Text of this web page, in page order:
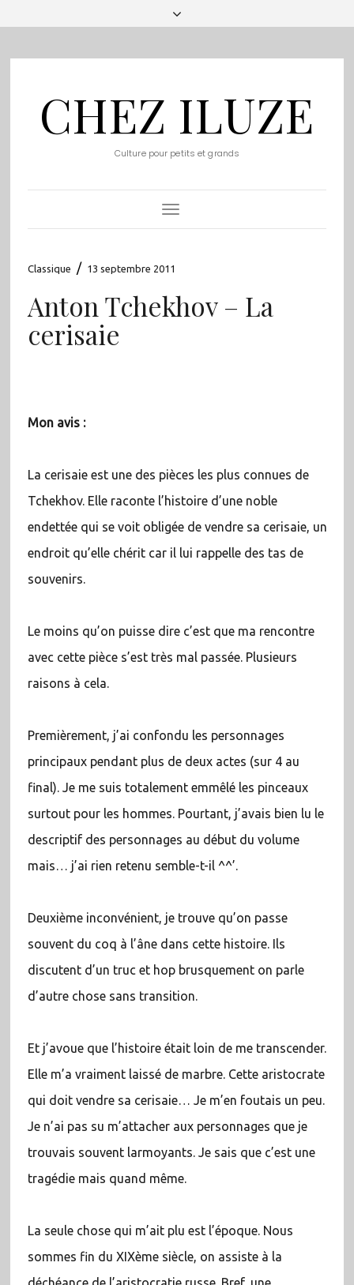
CHEZ ILUZE
Culture pour petits et grands
Toggle
Navigation
Classique / 13 septembre 2011
Anton Tchekhov – La
cerisaie
Mon avis :
La cerisaie est une des pièces les plus connues de
Tchekhov. Elle raconte l’histoire d’une noble
endettée qui se voit obligée de vendre sa cerisaie, un
endroit qu’elle chérit car il lui rappelle des tas de
souvenirs.
Le moins qu’on puisse dire c’est que ma rencontre
avec cette pièce s’est très mal passée. Plusieurs
raisons à cela.
Premièrement, j’ai confondu les personnages
principaux pendant plus de deux actes (sur 4 au
final). Je me suis totalement emmêlé les pinceaux
surtout pour les hommes. Pourtant, j’avais bien lu le
descriptif des personnages au début du volume
mais… j’ai rien retenu semble-t-il ^^’.
Deuxième inconvénient, je trouve qu’on passe
souvent du coq à l’âne dans cette histoire. Ils
discutent d’un truc et hop brusquement on parle
d’autre chose sans transition.
Et j’avoue que l’histoire était loin de me transcender.
Elle m’a vraiment laissé de marbre. Cette aristocrate
qui doit vendre sa cerisaie… Je m’en foutais un peu.
Je n’ai pas su m’attacher aux personnages que je
trouvais souvent larmoyants. Je sais que c’est une
tragédie mais quand même.
La seule chose qui m’ait plu est l’époque. Nous
sommes fin du XIXème siècle, on assiste à la